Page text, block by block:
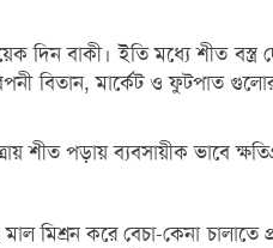
দিন বাকী। ইতি মধ্যে শীত
বিতান, মার্কেট ও ফুটপাত গুলোর
শীত পড়ায় ব্যবসায়ীক ভাবে
মিশ্রন করে বেচা-কেনা চালাতে